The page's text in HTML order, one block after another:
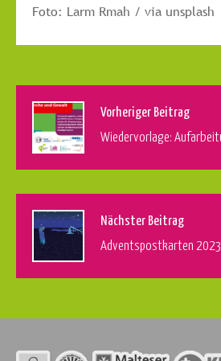
Foto: Larm Rmah / via unsplash
Vorheriger Beitrag
Nächster Beitrag
Adventspostkarten 2023